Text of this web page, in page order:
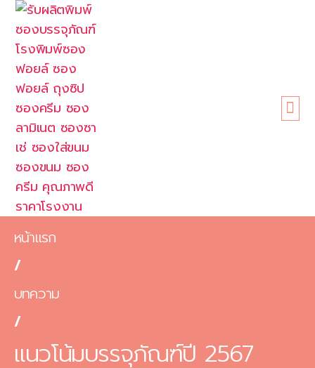
หน้าแรก
/
บทความ
/
แนวโน้มบรรจุภัณฑ์ปี 2567